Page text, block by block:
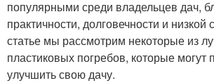
популярными среди владельцев дач,
практичности, долговечности и низкой
статье мы рассмотрим некоторые из
пластиковых погребов, которые могут
улучшить свою дачу.